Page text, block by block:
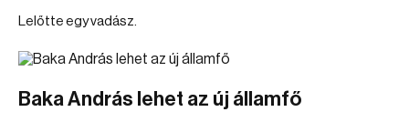
Lelőtte egy vadász.
Baka András lehet az új államfő